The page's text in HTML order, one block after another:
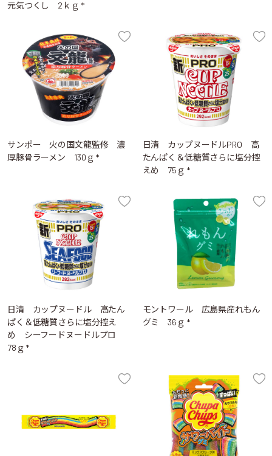
元気つくし 2ｋｇ *
サンポー 火の国文龍監修 濃
厚豚骨ラーメン 130ｇ *
日清 カップヌードルPRO 高
たんぱく＆低糖質さらに塩分控
えめ 75ｇ *
日清 カップヌードル 高たん
ぱく＆低糖質さらに塩分控え
め シーフードヌードルプロ
78ｇ *
モントワール 広島県産れもん
グミ 36ｇ *